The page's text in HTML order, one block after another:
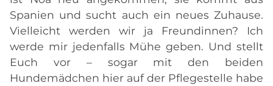
Spanien und sucht auch ein neues Zuhause.
Vielleicht werden wir ja Freundinnen? Ich
werde mir jedenfalls Mühe geben. Und stellt
Euch vor – sogar mit den beiden
Hundemädchen hier auf der Pflegestelle habe